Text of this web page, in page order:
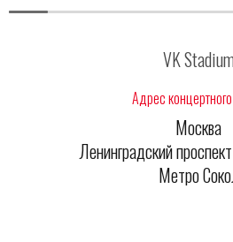
VK
Адрес
Москва
Ленинградский
Метро